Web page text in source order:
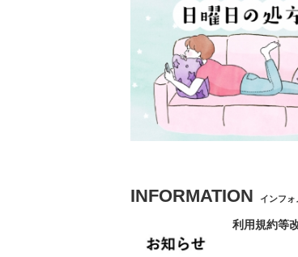
INFORMATION インフ
利用規約等